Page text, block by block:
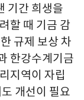
기간 희생을
할 때 기금 감
규제 보상 차
한강수계기금
지역이 자립
개선이 필요